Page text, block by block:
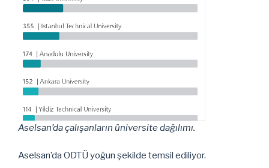
Aselsan’da çalışanların üniversite dağılımı.
Aselsan’da ODTÜ yoğun şekilde temsil ediliyor.